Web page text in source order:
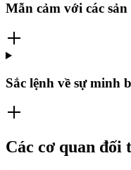
Mẫn cảm với các
Sắc lệnh về sự minh
Các cơ quan đối